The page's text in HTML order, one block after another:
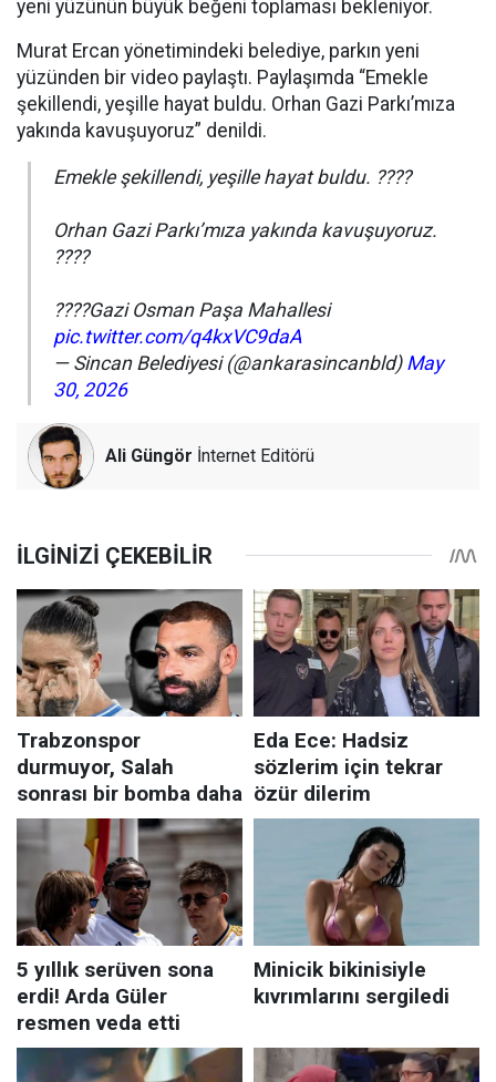
yeni yüzünün büyük beğeni toplaması bekleniyor.
Murat Ercan yönetimindeki belediye, parkın yeni
yüzünden bir video paylaştı. Paylaşımda “Emekle
şekillendi, yeşille hayat buldu. Orhan Gazi Parkı’mıza
yakında kavuşuyoruz” denildi.
Emekle şekillendi, yeşille hayat buldu. ????
Orhan Gazi Parkı’mıza yakında kavuşuyoruz.
????
????Gazi Osman Paşa Mahallesi
pic.twitter.com/q4kxVC9daA
— Sincan Belediyesi (@ankarasincanbld) May
30, 2026
Ali Güngör İnternet Editörü